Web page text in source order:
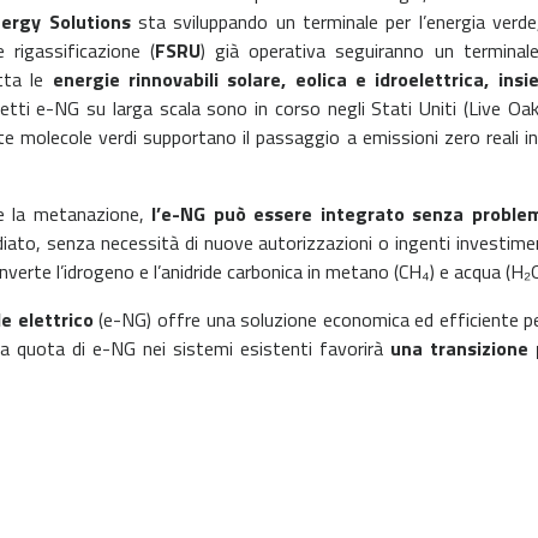
Solutionssta sviluppando un terminale per l’energia
rigassificazione (FSRU) già operativa seguiranno un
le energie rinnovabili solare, eolica e idroelettrica,
e-NG su larga scala sono in corso negli Stati Uniti (Live
molecole verdi supportano il passaggio a emissioni zero
la metanazione, l’e-NG può essere integrato senza
senza necessità di nuove autorizzazioni o ingenti
l’idrogeno e l’anidride carbonica in metano (CH₄) e acqua
elettrico(e-NG) offre una soluzione economica ed efficiente
quota di e-NG nei sistemi esistenti favorirà una transizione